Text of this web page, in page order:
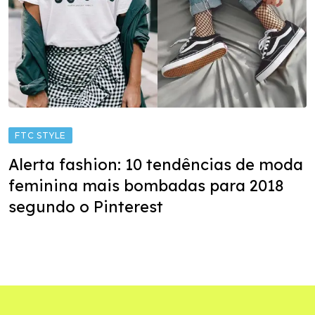
FTC STYLE
Alerta fashion: 10 tendências de moda
feminina mais bombadas para 2018
segundo o Pinterest